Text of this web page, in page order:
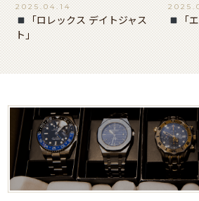
2025.04.14
「ロレックス デイトジャス
ト」
「